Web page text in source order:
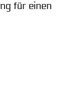
für einen